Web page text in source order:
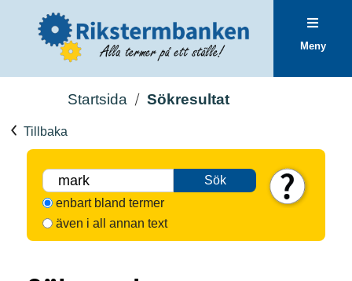
Meny
Startsida Sökresultat
Tillbaka
Sök
enbart bland termer
även i all annan text